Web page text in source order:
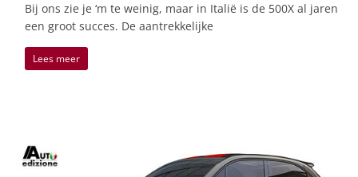
Bij ons zie je ‘m te weinig, maar in Italië is de 500X al jaren
een groot succes. De aantrekkelijke
Lees meer